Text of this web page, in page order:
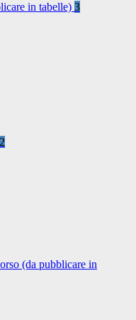
in tabelle) 3
(da pubblicare in